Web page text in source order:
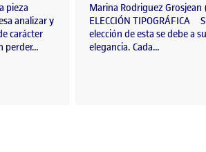
edit?
pieza
analizar y
carácter
perder…
Marina Rodriguez Grosjean
ELECCIÓN TIPOGRÁFICA
elección de esta se debe a
elegancia. Cada…